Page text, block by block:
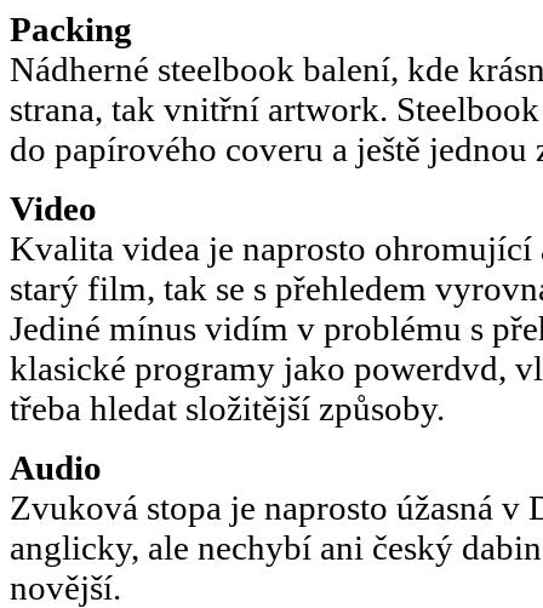
Packing
Nádherné steelbook balení, kde
strana, tak vnitřní artwork.
do papírového coveru a ještě jednou
Video
Kvalita videa je naprosto ohromující
starý film, tak se s přehledem
Jediné mínus vidím v problému s
klasické programy jako powerdvd,
třeba hledat složitější způsoby.
Audio
Zvuková stopa je naprosto úžasná v
anglicky, ale nechybí ani český
novější.